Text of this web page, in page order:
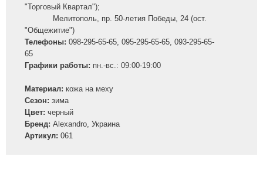
"Торговый Квартал");
Мелитополь, пр. 50-летия Победы, 24 (ост.
"Общежитие")
Телефоны: 098-295-65-65, 095-295-65-65, 093-295-65-
65
Графики работы: пн.-вс.: 09:00-19:00
Материал: кожа на меху
Сезон: зима
Цвет: черный
Бренд: Alexandro, Украина
Артикул: 061